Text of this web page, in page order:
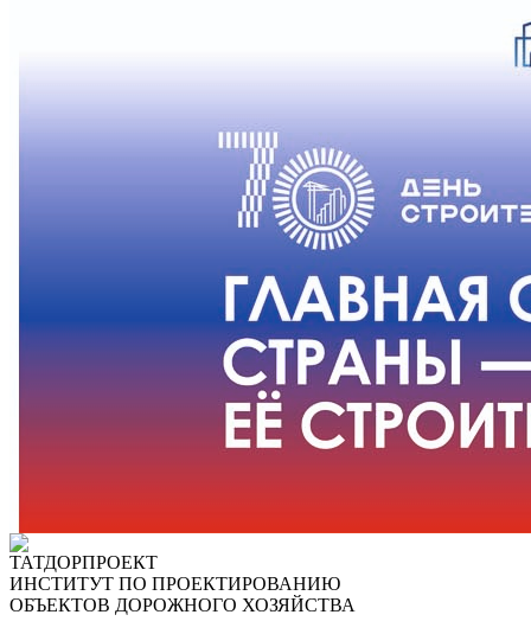
ТАТДОРПРОЕКТ
ИНСТИТУТ ПО ПРОЕКТИРОВАНИЮ
ОБЪЕКТОВ ДОРОЖНОГО ХОЗЯЙСТВА